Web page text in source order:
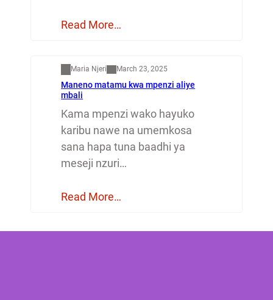
Read More…
Maria Njeri March 23, 2025
Maneno matamu kwa mpenzi aliye
mbali
Kama mpenzi wako hayuko
karibu nawe na umemkosa
sana hapa tuna baadhi ya
meseji nzuri…
Read More…